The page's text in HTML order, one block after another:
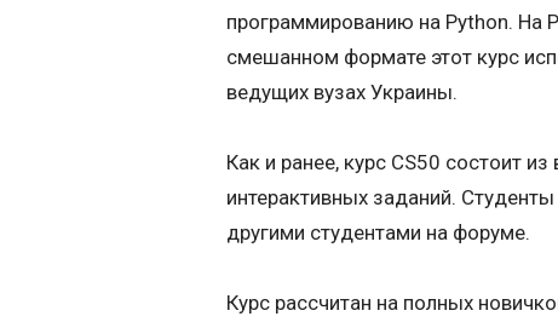
программированию на Python. На
смешанном формате этот курс
ведущих вузах Украины.
Как и ранее, курс CS50 состоит
интерактивных заданий.
другими студентами на форуме.
Курс рассчитан на полных